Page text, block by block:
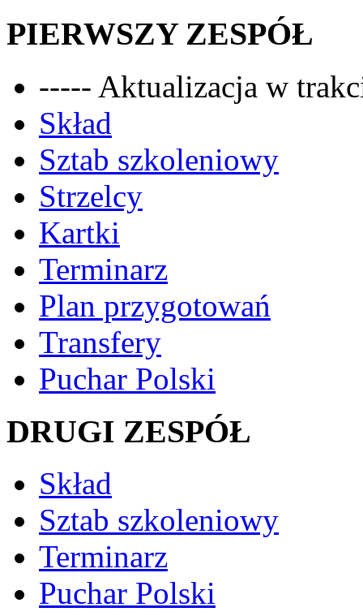
PIERWSZY ZESPÓŁ
----- Aktualizacja w
Skład
Sztab szkoleniowy
Strzelcy
Kartki
Terminarz
Plan przygotowań
Transfery
Puchar Polski
DRUGI ZESPÓŁ
Skład
Sztab szkoleniowy
Terminarz
Puchar Polski